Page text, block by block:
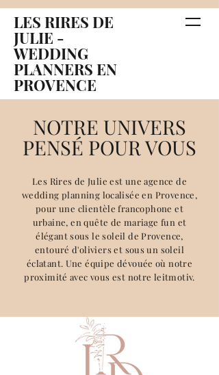
LES RIRES DE
JULIE -
WEDDING
PLANNERS EN
PROVENCE
NOTRE UNIVERS
PENSÉ POUR VOUS
Les Rires de Julie est une agence de
wedding planning localisée en Provence,
pour une clientèle francophone et
urbaine, en quête de mariage fun et
élégant sous le soleil de Provence,
entouré d'oliviers et sous un soleil
éclatant. Une équipe dévouée où notre
proximité avec vous est notre leitmotiv.